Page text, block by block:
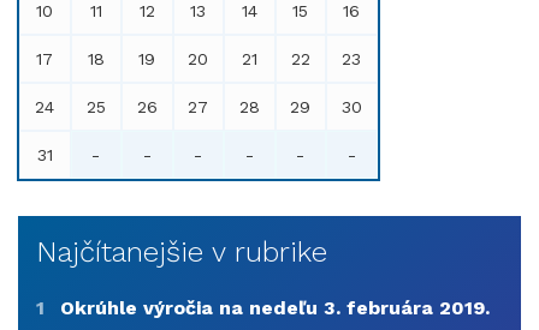
10 11 12 13 14 15 16
17 18 19 20 21 22 23
24 25 26 27 28 29 30
31 - - - - - -
Najčítanejšie v rubrike
1 Okrúhle výročia na nedeľu 3. februára 2019.